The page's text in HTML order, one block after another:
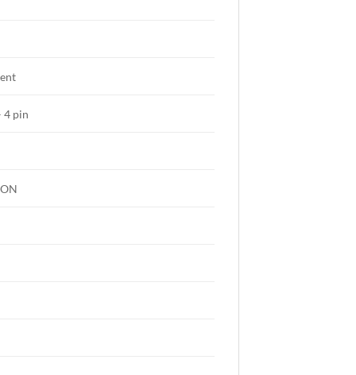
4 pin